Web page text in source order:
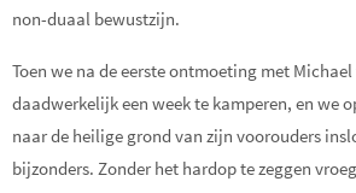
non-duaal bewustzijn.
Toen we na de eerste ontmoeting met
daadwerkelijk een week te kamperen, en we
naar de heilige grond van zijn voorouders
bijzonders. Zonder het hardop te zeggen